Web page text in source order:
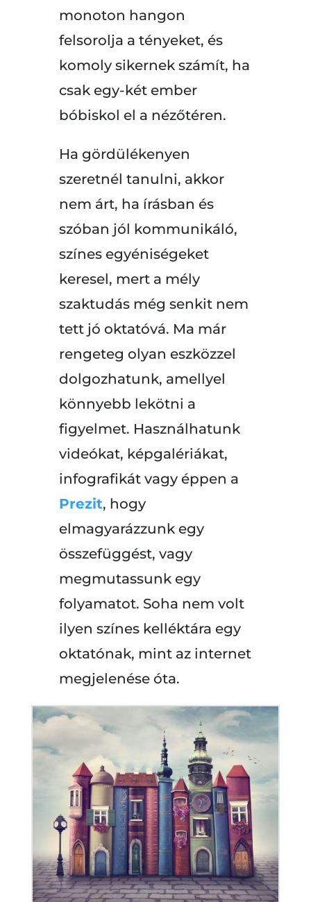
monoton hangon
felsorolja a tényeket, és
komoly sikernek számít, ha
csak egy-két ember
bóbiskol el a nézőtéren.
Ha gördülékenyen
szeretnél tanulni, akkor
nem árt, ha írásban és
szóban jól kommunikáló,
színes egyéniségeket
keresel, mert a mély
szaktudás még senkit nem
tett jó oktatóvá. Ma már
rengeteg olyan eszközzel
dolgozhatunk, amellyel
könnyebb lekötni a
figyelmet. Használhatunk
videókat, képgalériákat,
infografikát vagy éppen a
Prezit, hogy
elmagyarázzunk egy
összefüggést, vagy
megmutassunk egy
folyamatot. Soha nem volt
ilyen színes kelléktára egy
oktatónak, mint az internet
megjelenése óta.